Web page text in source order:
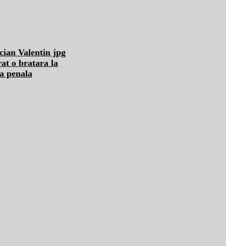
o bratara la
penala